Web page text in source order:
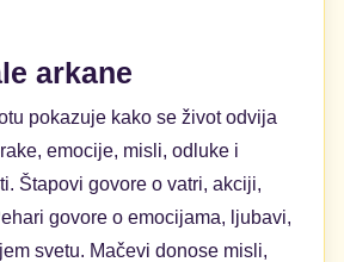
arkane
pokazuje kako se život odvija
emocije, misli, odluke i
Štapovi govore o vatri, akciji,
govore o emocijama, ljubavi,
svetu. Mačevi donose misli,